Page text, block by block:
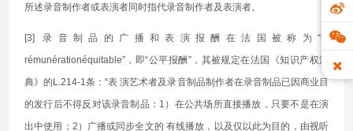
所述录音制作者或表演者同时指代录音制作者及表演者。
[3] 录音制品的广播和表演报酬在法国被称为“la
rémunérationéquitable”，即“公平报酬”，其被规定在法国《知识产权法
典》的L.214-1条：“表 演艺术者及录音制品制作者在录音制品已因商业目
的发行后不得反对该录音制品：1）在公共场所直接播放，只要不是在演
出中使用；2）广播或同步全文的 有线播放，以及仅以此为目的，由视听